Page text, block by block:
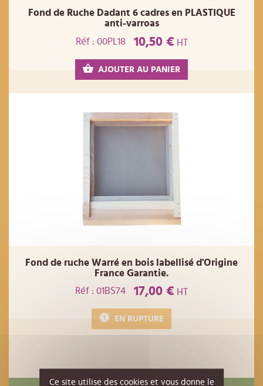
Fond de Ruche Dadant 6 cadres en PLASTIQUE
anti-varroas
Réf : 00PL18
10,50 € HT
AJOUTER AU PANIER
Fond de ruche Warré en bois labellisé d'Origine
France Garantie.
Réf : 01BS74
17,00 € HT
EN RUPTURE
Ce site utilise des cookies et vous donne le